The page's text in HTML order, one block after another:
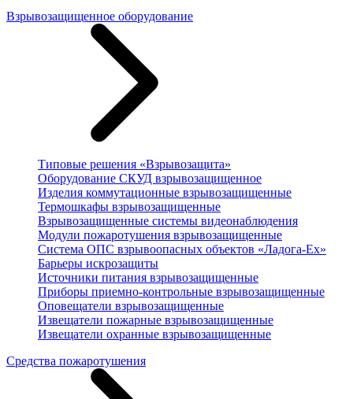
Взрывозащищенное оборудование
Типовые решения «Взрывозащита»
Оборудование СКУД взрывозащищенное
Изделия коммутационные взрывозащищенные
Термошкафы взрывозащищенные
Взрывозащищенные системы видеонаблюдения
Модули пожаротушения взрывозащищенные
Система ОПС взрывоопасных объектов «Ладога-Ex»
Барьеры искрозащиты
Источники питания взрывозащищенные
Приборы приемно-контрольные взрывозащищенные
Оповещатели взрывозащищенные
Извещатели пожарные взрывозащищенные
Извещатели охранные взрывозащищенные
Средства пожаротушения